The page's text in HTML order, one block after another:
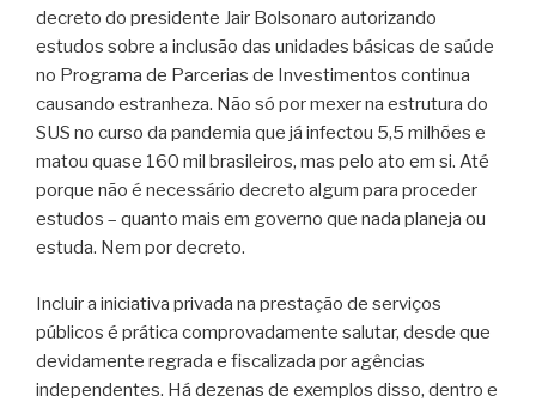
decreto do presidente Jair Bolsonaro autorizando
estudos sobre a inclusão das unidades básicas de saúde
no Programa de Parcerias de Investimentos continua
causando estranheza. Não só por mexer na estrutura do
SUS no curso da pandemia que já infectou 5,5 milhões e
matou quase 160 mil brasileiros, mas pelo ato em si. Até
porque não é necessário decreto algum para proceder
estudos – quanto mais em governo que nada planeja ou
estuda. Nem por decreto.
Incluir a iniciativa privada na prestação de serviços
públicos é prática comprovadamente salutar, desde que
devidamente regrada e fiscalizada por agências
independentes. Há dezenas de exemplos disso, dentro e